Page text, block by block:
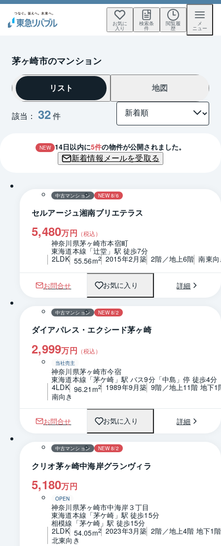
お気に
入り
検索条
件
閲覧履
歴
メ
ニュー
茅ヶ崎市のマンション
該当： 32件
リスト 地図
NEW 14日以内に5件の物件が公開されました。
新着情報メールを受取る
中古マンション NEW 8/6
セルアージュ湘南ブリエテラス
5,480万円 （税込）
神奈川県茅ヶ崎市本宿町
東海道本線「辻堂」駅 徒歩7分
2LDK 55.56m2 2015年2月築 2階／地上6階 南東
お問合せ お気に入り 詳細
1 / 0
中古マンション NEW 8/2
ダイアパレス・エクシード茅ヶ崎
2,999万円 （税込）
当社売主
神奈川県茅ヶ崎市今宿
東海道本線「茅ケ崎」駅 バス9分「中島」停 徒歩4分
4LDK 96.21m2 1989年9月築 9階／地上11階 地下1
南向き
お問合せ お気に入り 詳細
1 / 0 間取り
中古マンション NEW 8/2
クリオ茅ヶ崎中海岸グランヴィラ
5,180万円
OPEN
神奈川県茅ヶ崎市中海岸３丁目
東海道本線「茅ケ崎」駅 徒歩15分
相模線「茅ケ崎」駅 徒歩15分
2LDK 54.05m2 2023年3月築 2階／地上4階 地下1階
北東向き